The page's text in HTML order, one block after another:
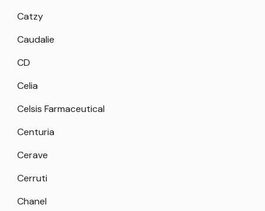
Catzy
Caudalie
CD
Celia
Celsis Farmaceutical
Centuria
Cerave
Cerruti
Chanel